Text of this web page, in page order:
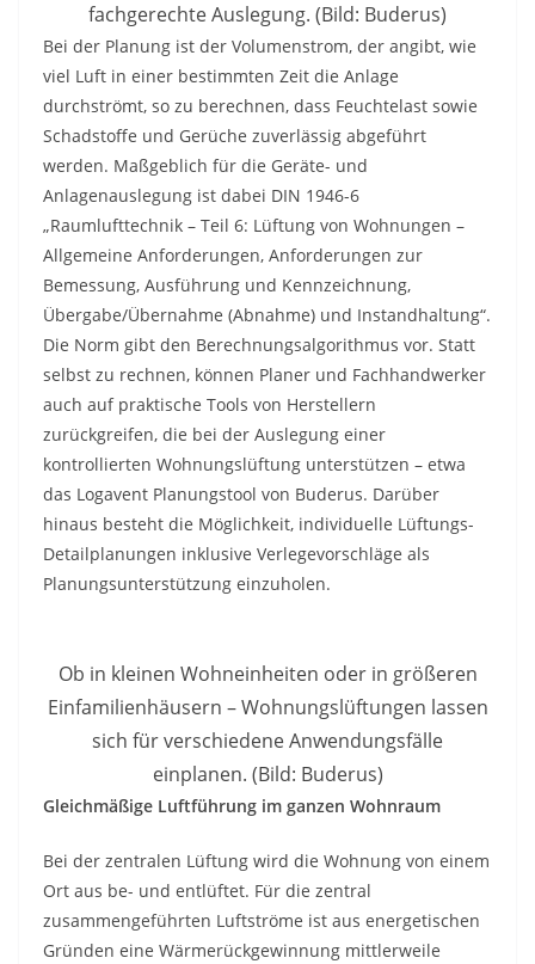
fachgerechte Auslegung. (Bild: Buderus)
Bei der Planung ist der Volumenstrom, der angibt, wie
viel Luft in einer bestimmten Zeit die Anlage
durchströmt, so zu berechnen, dass Feuchtelast sowie
Schadstoffe und Gerüche zuverlässig abgeführt
werden. Maßgeblich für die Geräte- und
Anlagenauslegung ist dabei DIN 1946-6
„Raumlufttechnik – Teil 6: Lüftung von Wohnungen –
Allgemeine Anforderungen, Anforderungen zur
Bemessung, Ausführung und Kennzeichnung,
Übergabe/Übernahme (Abnahme) und Instandhaltung“.
Die Norm gibt den Berechnungsalgorithmus vor. Statt
selbst zu rechnen, können Planer und Fachhandwerker
auch auf praktische Tools von Herstellern
zurückgreifen, die bei der Auslegung einer
kontrollierten Wohnungslüftung unterstützen – etwa
das Logavent Planungstool von Buderus. Darüber
hinaus besteht die Möglichkeit, individuelle Lüftungs-
Detailplanungen inklusive Verlegevorschläge als
Planungsunterstützung einzuholen.
Ob in kleinen Wohneinheiten oder in größeren
Einfamilienhäusern – Wohnungslüftungen lassen
sich für verschiedene Anwendungsfälle
einplanen. (Bild: Buderus)
Gleichmäßige Luftführung im ganzen Wohnraum
Bei der zentralen Lüftung wird die Wohnung von einem
Ort aus be- und entlüftet. Für die zentral
zusammengeführten Luftströme ist aus energetischen
Gründen eine Wärmerückgewinnung mittlerweile